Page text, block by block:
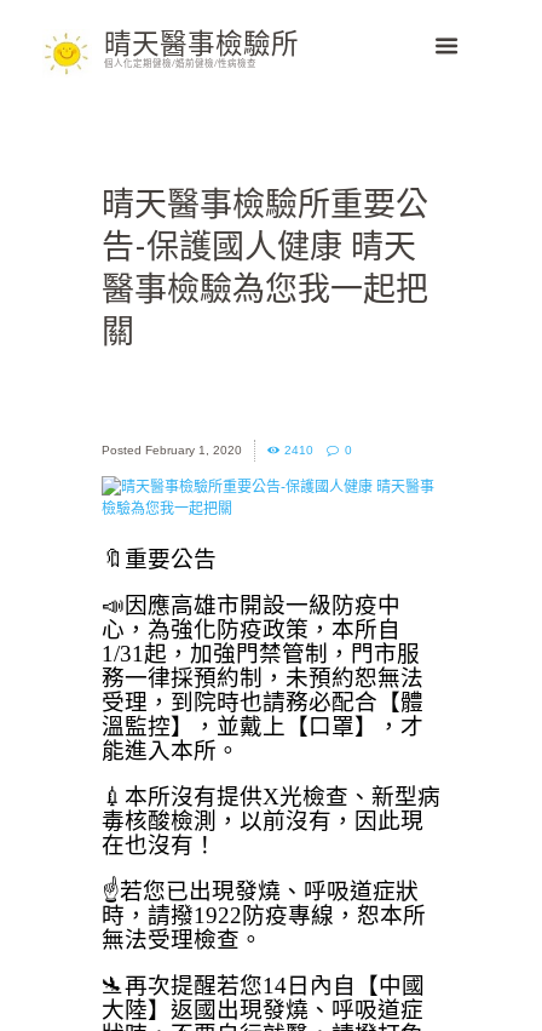
晴天醫事檢驗所
個人化定期健檢/婚前健檢/性病檢查
晴天醫事檢驗所重要公
告-保護國人健康 晴天
醫事檢驗為您我一起把
關
February 1, 2020 2410 0
🔖重要公告
📣因應高雄市開設一級防疫中
心，為強化防疫政策，本所自
1/31起，加強門禁管制，門市服
務一律採預約制，未預約恕無法
受理，到院時也請務必配合【體
溫監控】，並戴上【口罩】，才
能進入本所。
💉本所沒有提供X光檢查、新型病
毒核酸檢測，以前沒有，因此現
在也沒有！
☝️若您已出現發燒、呼吸道症狀
時，請撥1922防疫專線，恕本所
無法受理檢查。
🛬再次提醒若您14日內自【中國
大陸】返國出現發燒、呼吸道症